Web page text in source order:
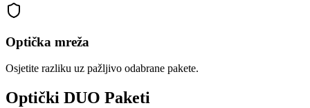
Optička mreža
Osjetite razliku uz pažljivo odabrane pakete.
Optički DUO Paketi